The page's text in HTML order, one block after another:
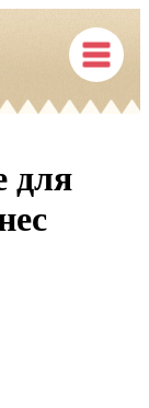
для